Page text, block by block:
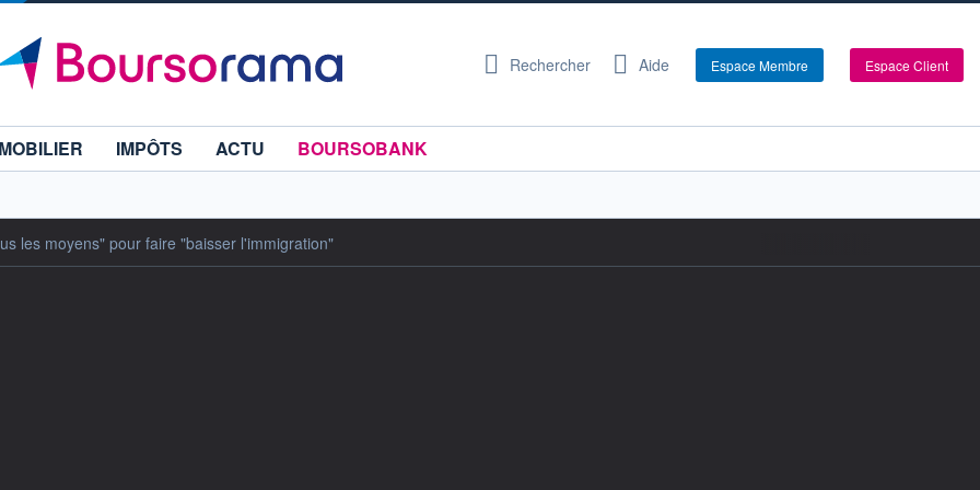
Rechercher Aide Espace Membre Espace Client
IMPÔTS ACTU BOURSOBANK
les moyens" pour faire "baisser l'immigration"